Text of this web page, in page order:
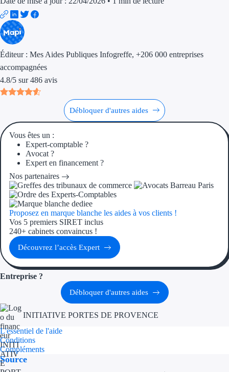
Aides Région
Couvertures
Nos tarifs
Blog
Nos guides
Éditeur : Mes Aides Publiques Infogreffe, +206 000 entreprises
accompagnées
4.8/5 sur 486 avis
Débloquer d'autres aides
Vous êtes un :
Expert-comptable ?
Avocat ?
Expert en financement ?
Nos partenaires
Proposez en marque blanche les aides à vos clients !
Vos 5 premiers SIRET inclus
240+ cabinets convaincus !
Découvrez l’accès Expert
Entreprise ?
Débloquer d'autres aides
INITIATIVE PORTES DE PROVENCE
L'essentiel de l'aide
Conditions
Compléments
Source